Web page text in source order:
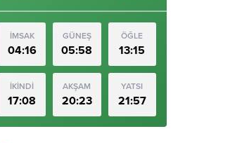
İMSAK
04:16
GÜNEŞ
05:58
ÖĞLE
13:15
İKİNDİ
17:08
AKŞAM
20:23
YATSI
21:57